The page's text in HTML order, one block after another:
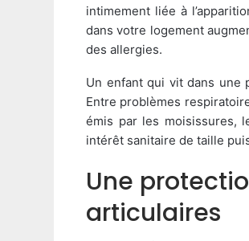
intimement liée à
dans votre logement
des allergies.
Un enfant qui vit dans une
Entre problèmes
émis par les moisissures,
intérêt sanitaire de taille
Une
articulaires